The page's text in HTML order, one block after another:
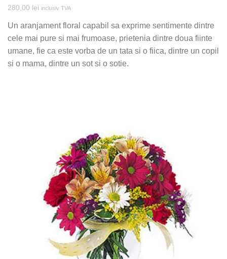
280,00 lei inclusiv TVA
Un aranjament floral capabil sa exprime sentimente dintre
cele mai pure si mai frumoase, prietenia dintre doua fiinte
umane, fie ca este vorba de un tata si o fiica, dintre un copil
si o mama, dintre un sot si o sotie.